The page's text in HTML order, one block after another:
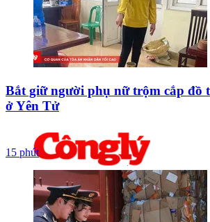
Bắt giữ người phụ nữ trộm cắp đồ
ở Yên Tử
15 phút